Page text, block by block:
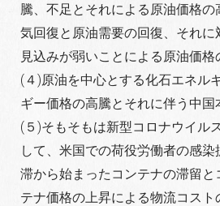
騰、不足とそれによる原油価格
気回復と原油需要の回復、それに
見込みが弱いことによる原油価格
(４)原油を中心とする化石エネル
ギー価格の高騰とそれに伴う中国
(５)そもそもは新型コロナウイル
して、米国での荷役労働者の感
滞から始まったコンテナの滞留と
テナ価格の上昇による物流コスト